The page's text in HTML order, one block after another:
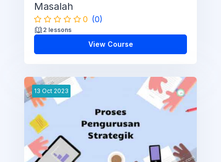
Masalah
0 (0)
2 lessons
View Course
13 Oct 2023